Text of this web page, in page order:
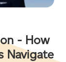
- How
Navigate